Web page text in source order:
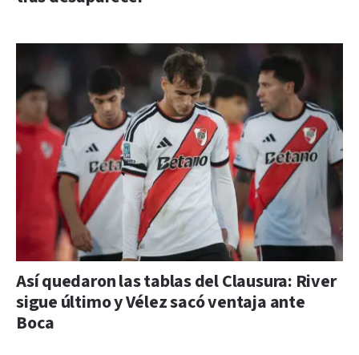
Así quedaron las tablas del Clausura: River
sigue último y Vélez sacó ventaja ante
Boca